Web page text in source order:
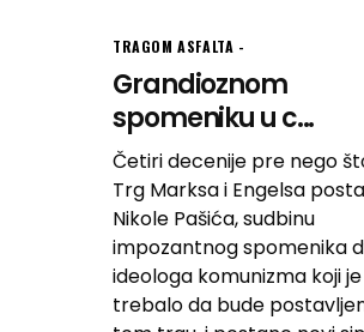
TRAGOM ASFALTA
Grandioznom
spomeniku u c...
Četiri decenije pre nego
Trg Marksa i Engelsa
Nikole Pašića, sudbinu
impozantnog spomenika
ideologa komunizma koji je
trebalo da bude